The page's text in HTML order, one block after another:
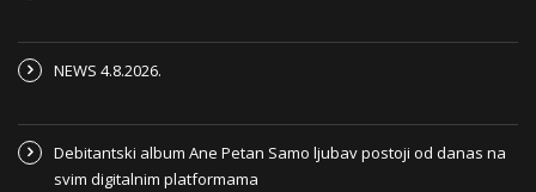
NEWS 4.8.2026.
Debitantski album Ane Petan Samo ljubav postoji od danas na
svim digitalnim platformama